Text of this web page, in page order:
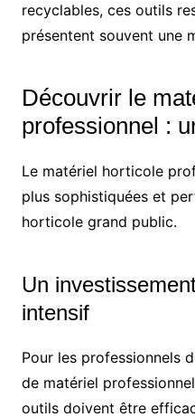
recyclables, ces outils
présentent souvent une
Découvrir le
professionnel :
Le matériel horticole
plus sophistiquées et
horticole grand public.
Un
intensif
Pour les professionnels
de matériel
outils doivent être